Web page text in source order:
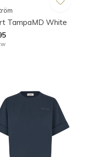
TampaMD White